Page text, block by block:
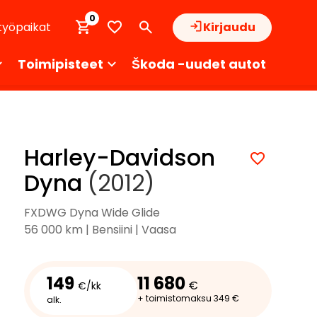
Kirjaudu
0
Toimipisteet Škoda -uudet autot
Harley-Davidson
Dyna (2012)
FXDWG Dyna Wide Glide
56 000 km | Bensiini | Vaasa
149 €/kk
alk.
11 680 €
+ toimistomaksu 349 €